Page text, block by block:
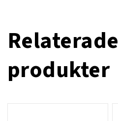
Relaterade
produkter